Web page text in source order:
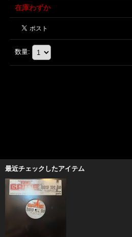
在庫わずか
数量:
最近チェックしたアイテム